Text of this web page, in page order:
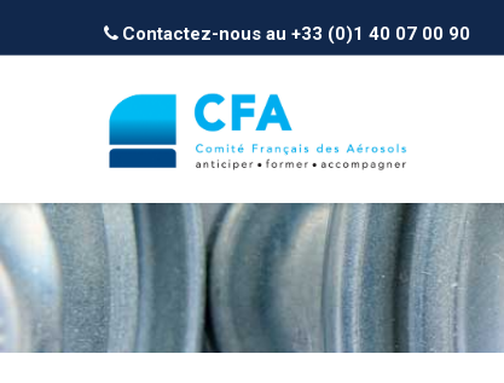
Contactez-nous au +33 (0)1 40 07 00 90